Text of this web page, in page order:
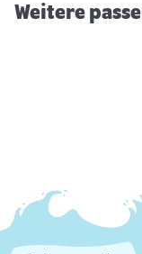
Weitere